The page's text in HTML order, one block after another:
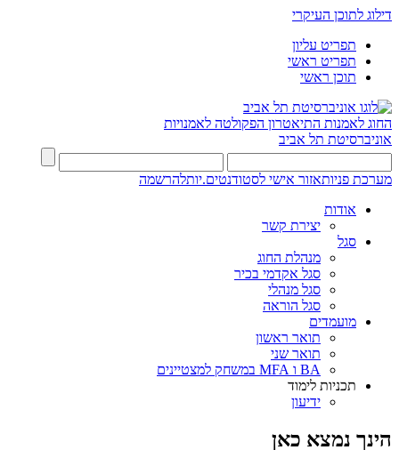
דילוג לתוכן העיקרי
תפריט עליון
תפריט ראשי
תוכן ראשי
החוג לאמנות התיאטרון הפקולטה לאמנויות
אוניברסיטת תל אביב
מערכת פניותאזור אישי לסטודנטים.יותלהרשמה
אודות
יצירת קשר
סגל
מנהלת החוג
סגל אקדמי בכיר
סגל מנהלי
סגל הוראה
מועמדים
תואר ראשון
תואר שני
BA ו MFA במשחק למצטיינים
תכניות לימוד
ידיעון
הינך נמצא כאן